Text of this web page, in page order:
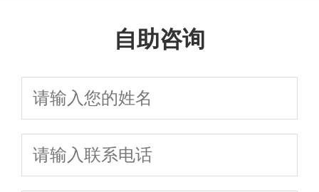
自助咨询